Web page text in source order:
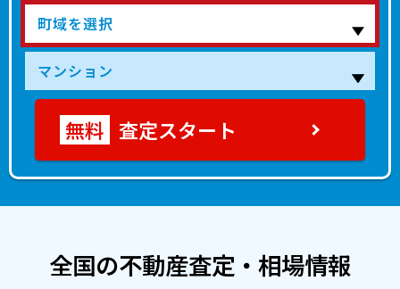
査定スタート
全国の不動産査定・相場情報